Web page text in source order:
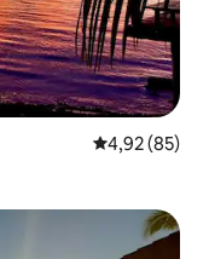
Calificación
4,92 (85)